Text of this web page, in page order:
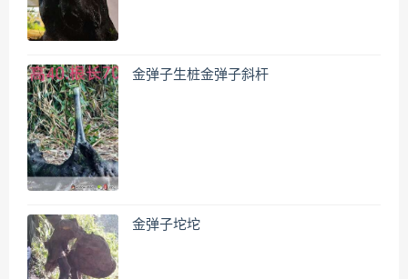
金弹子生桩金弹子斜杆
金弹子坨坨